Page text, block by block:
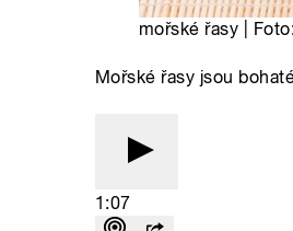
mořské řasy |
Mořské řasy jsou
1:07